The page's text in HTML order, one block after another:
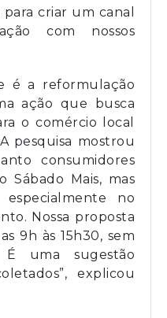
criar um canal
com nossos
é a reformulação
ação que busca
o comércio local
pesquisa mostrou
consumidores
Sábado Mais, mas
especialmente no
Nossa proposta
9h às 15h30, sem
uma sugestão
explicou